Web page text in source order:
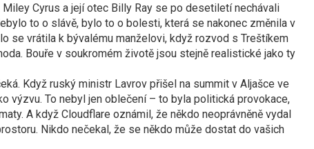
Cyrus a její otec Billy Ray se po desetiletí nechávali
to o slávě, bylo to o bolesti, která se nakonec změnila v
se vrátila k bývalému manželovi, když rozvod s Treštíkem
Bouře v soukromém životě jsou stejně realistické jako ty
Když ruský ministr Lavrov přišel na summit v Aljašce ve
výzvu. To nebyl jen oblečení – to byla politická provokace,
A když Cloudflare oznámil, že někdo neoprávněně vydal
Nikdo nečekal, že se někdo může dostat do vašich